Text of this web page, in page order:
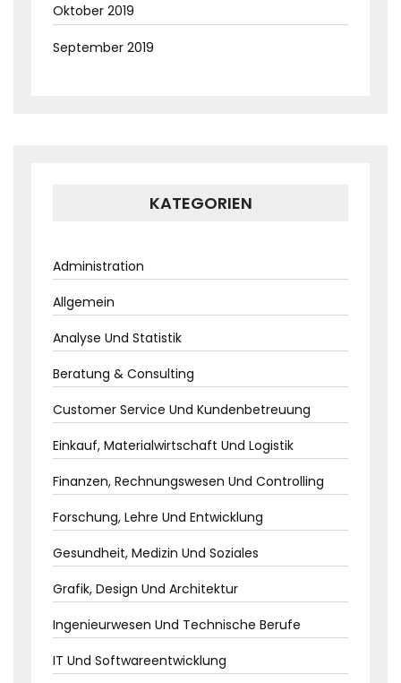
Oktober 2019
September 2019
KATEGORIEN
Administration
Allgemein
Analyse Und Statistik
Beratung & Consulting
Customer Service Und Kundenbetreuung
Einkauf, Materialwirtschaft Und Logistik
Finanzen, Rechnungswesen Und Controlling
Forschung, Lehre Und Entwicklung
Gesundheit, Medizin Und Soziales
Grafik, Design Und Architektur
Ingenieurwesen Und Technische Berufe
IT Und Softwareentwicklung